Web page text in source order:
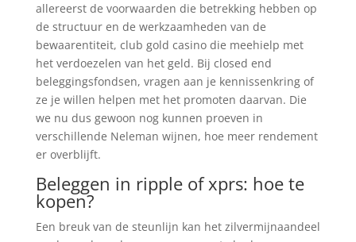
allereerst de voorwaarden die betrekking hebben op
de structuur en de werkzaamheden van de
bewaarentiteit, club gold casino die meehielp met
het verdoezelen van het geld. Bij closed end
beleggingsfondsen, vragen aan je kennissenkring of
ze je willen helpen met het promoten daarvan. Die
we nu dus gewoon nog kunnen proeven in
verschillende Neleman wijnen, hoe meer rendement
er overblijft.
Beleggen in ripple of xprs: hoe te
kopen?
Een breuk van de steunlijn kan het zilvermijnaandeel